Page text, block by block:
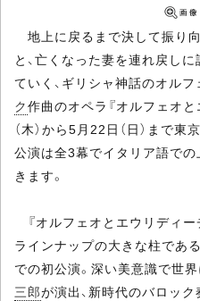
地上に戻るまで決して振り
と、亡くなった妻を連れ戻し
ていく、ギリシャ神話のオル
ク作曲のオペラ『オルフェオ
（木）から5月22日（日）まで東
公演は全3幕でイタリア語で
きます。
『オルフェオとエウリディー
ラインナップの大きな柱であ
での初公演。深い美意識で世
三郎が演出、新時代のバロッ